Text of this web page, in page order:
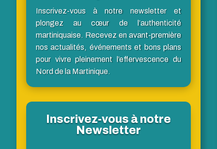
Inscrivez-vous à notre newsletter et
plongez au cœur de l’authenticité
martiniquaise. Recevez en avant-première
nos actualités, événements et bons plans
pour vivre pleinement l’effervescence du
Nord de la Martinique.
Inscrivez-vous à notre
Newsletter